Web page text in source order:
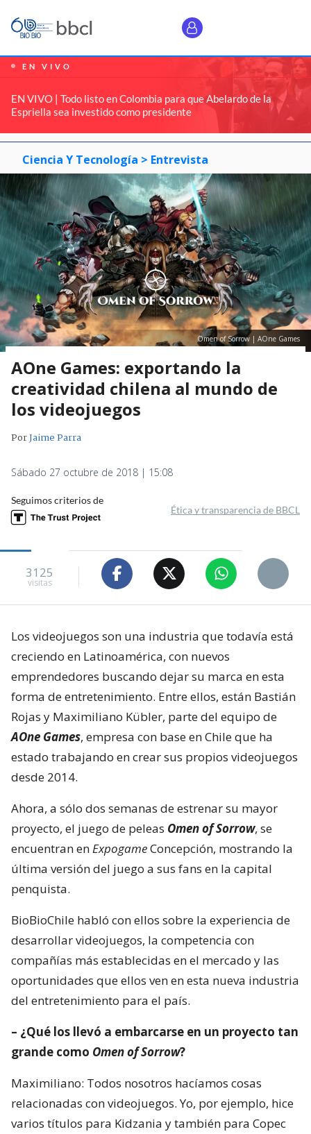
EN VIVO
EN VIVO | Todo listo en Colombia para que Abelardo de la
Espriella sea investido como presidente
Ciencia Y Tecnología > Entrevista
Omen of Sorrow | AOne Games
AOne Games: exportando la
creatividad chilena al mundo de
los videojuegos
PorJaime Parra
Sábado 27 octubre de 2018 | 15:08
Seguimos criterios de
Ética y transparencia de BBCL
3125
visitas
Los videojuegos son una industria que todavía está
creciendo en Latinoamérica, con nuevos
emprendedores buscando dejar su marca en esta
forma de entretenimiento. Entre ellos, están Bastián
Rojas y Maximiliano Kübler, parte del equipo de
AOne Games, empresa con base en Chile que ha
estado trabajando en crear sus propios videojuegos
desde 2014.
Ahora, a sólo dos semanas de estrenar su mayor
proyecto, el juego de peleas Omen of Sorrow, se
encuentran enExpogameConcepción, mostrando la
última versión del juego a sus fans en la capital
penquista.
BioBioChile habló con ellos sobre la experiencia de
desarrollar videojuegos, la competencia con
compañías más establecidas en el mercado y las
oportunidades que ellos ven en esta nueva industria
del entretenimiento para el país.
– ¿Qué los llevó a embarcarse en un proyecto tan
grande como Omen of Sorrow?
Maximiliano: Todos nosotros hacíamos cosas
relacionadas con videojuegos. Yo, por ejemplo, hice
varios títulos para Kidzania y también para Copec